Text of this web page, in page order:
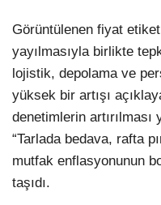
Görüntülenen fiyat
yayılmasıyla birlikte
lojistik, depolama ve
yüksek bir artışı
denetimlerin artırılması
“Tarlada bedava, rafta
mutfak enflasyonunun
taşıdı.